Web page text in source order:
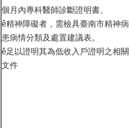
個月內專科醫師診斷證明書。
ê精神障礙者，需檢具臺南市精神病
患病情分類及處置建議表。
ê足以證明其為低收入戶證明之相關
文件